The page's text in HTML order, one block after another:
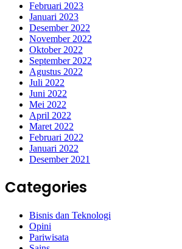
Februari 2023
Januari 2023
Desember 2022
November 2022
Oktober 2022
September 2022
Agustus 2022
Juli 2022
Juni 2022
Mei 2022
April 2022
Maret 2022
Februari 2022
Januari 2022
Desember 2021
Categories
Bisnis dan Teknologi
Opini
Pariwisata